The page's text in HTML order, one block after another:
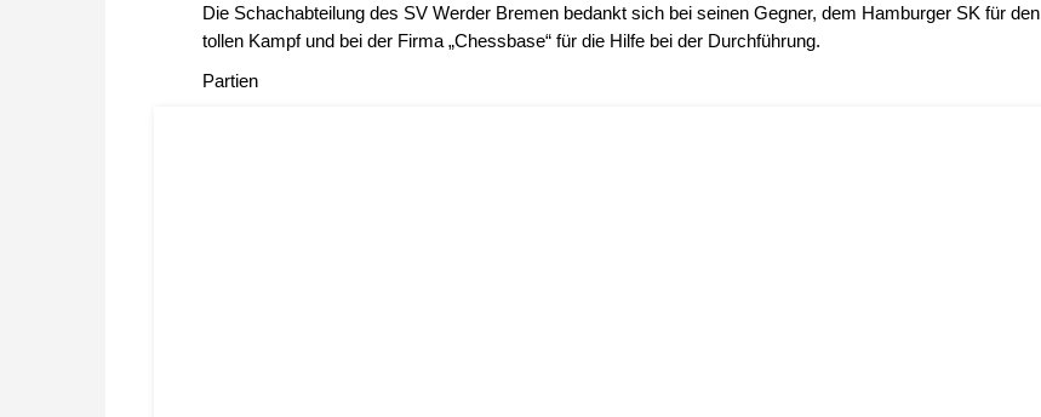
Die Schachabteilung des SV Werder Bremen bedankt sich bei seinen Gegner, dem Hamburger SK für den
tollen Kampf und bei der Firma „Chessbase“ für die Hilfe bei der Durchführung.
Partien